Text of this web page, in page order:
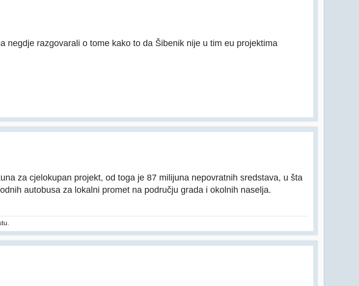
negdje razgovarali o tome kako to da Šibenik nije u tim eu projektima
za cjelokupan projekt, od toga je 87 milijuna nepovratnih sredstava, u šta
autobusa za lokalni promet na području grada i okolnih naselja.